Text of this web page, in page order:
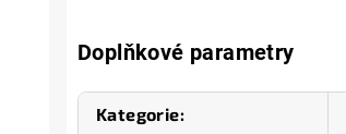
Doplňkové parametry
Kategorie: